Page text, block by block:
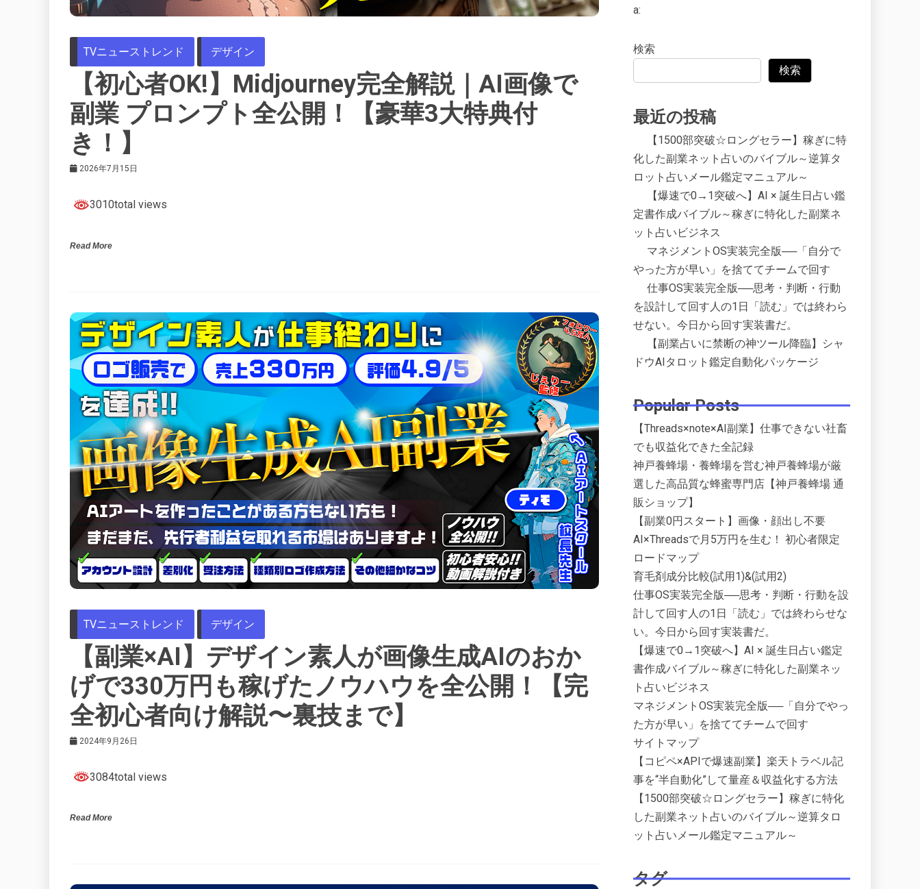
TVニューストレンド デザイン
【初心者OK!】Midjourney完全解説｜AI画像で
副業 プロンプト全公開！【豪華3大特典付
き！】
2026年7月15日
3010total views
Read More
TVニューストレンド デザイン
【副業×AI】デザイン素人が画像生成AIのおか
げで330万円も稼げたノウハウを全公開！【完
全初心者向け解説〜裏技まで】
2024年9月26日
3084total views
Read More
a:
検索
検索
最近の投稿
【1500部突破☆ロングセラー】稼ぎに特
化した副業ネット占いのバイブル～逆算タ
ロット占いメール鑑定マニュアル～
【爆速で0→1突破へ】AI × 誕生日占い鑑
定書作成バイブル～稼ぎに特化した副業ネ
ット占いビジネス
マネジメントOS実装完全版──「自分で
やった方が早い」を捨ててチームで回す
仕事OS実装完全版──思考・判断・行動
を設計して回す人の1日「読む」では終わら
せない。今日から回す実装書だ。
【副業占いに禁断の神ツール降臨】シャ
ドウAIタロット鑑定自動化パッケージ
Popular Posts
【Threads×note×AI副業】仕事できない社畜
でも収益化できた全記録
神戸養蜂場・養蜂場を営む神戸養蜂場が厳
選した高品質な蜂蜜専門店【神戸養蜂場 通
販ショップ】
【副業0円スタート】画像・顔出し不要
AI×Threadsで月5万円を生む！ 初心者限定
ロードマップ
育毛剤成分比較(試用1)&(試用2)
仕事OS実装完全版──思考・判断・行動を設
計して回す人の1日「読む」では終わらせな
い。今日から回す実装書だ。
【爆速で0→1突破へ】AI × 誕生日占い鑑定
書作成バイブル～稼ぎに特化した副業ネッ
ト占いビジネス
マネジメントOS実装完全版──「自分でやっ
た方が早い」を捨ててチームで回す
サイトマップ
【コピペ×APIで爆速副業】楽天トラベル記
事を“半自動化”して量産＆収益化する方法
【1500部突破☆ロングセラー】稼ぎに特化
した副業ネット占いのバイブル～逆算タロ
ット占いメール鑑定マニュアル～
タグ